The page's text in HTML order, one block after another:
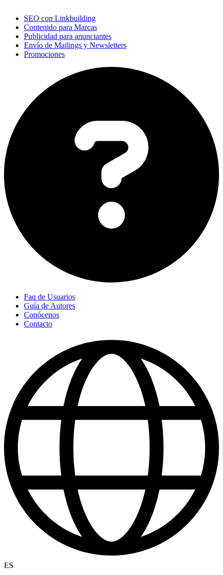
SEO con Linkbuilding
Contenido para Marcas
Publicidad para anunciantes
Envío de Mailings y Newsletters
Promociones
Faq de Usuarios
Guía de Autores
Conócenos
Contacto
ES